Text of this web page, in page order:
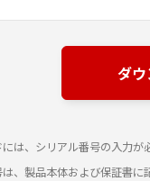
ダ
は、シリアル番号の入力が
、製品本体および保証書